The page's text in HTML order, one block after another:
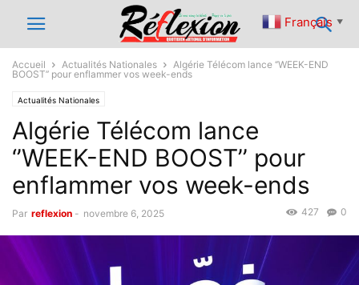
Accueil Actualités Nationales
Algérie Télécom lance ‘’WEEK-END
BOOST’’ pour enflammer vos week-ends
Actualités Nationales
Algérie Télécom lance
‘’WEEK-END BOOST’’ pour
enflammer vos week-ends
Par reflexion - novembre 6, 2025 0
427
Français ▼